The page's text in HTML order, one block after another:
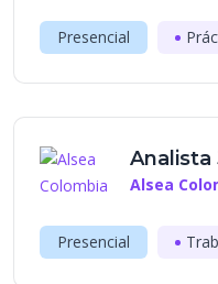
Presencial
Analista
Alsea
Presencial